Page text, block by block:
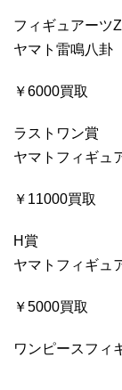
フィギュアーツ
ヤマト雷鳴八卦
￥6000買取
ラストワン賞
ヤマトフィギュ
￥11000買取
H賞
ヤマトフィギュ
￥5000買取
ワンピースフィ